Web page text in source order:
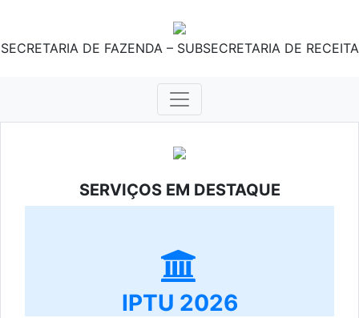
SECRETARIA DE FAZENDA – SUBSECRETARIA DE RECEITA
SERVIÇOS EM DESTAQUE
IPTU 2026